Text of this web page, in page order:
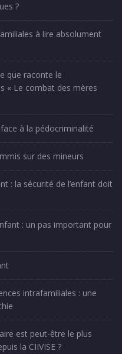
?
à lire absolument
que raconte le
« Le combat des mères
à la pédocriminalité
sur des mineurs
: la sécurité de l’enfant doit
: un pas important pour
intrafamiliales : une
est peut-être le plus
la CIIVISE ?